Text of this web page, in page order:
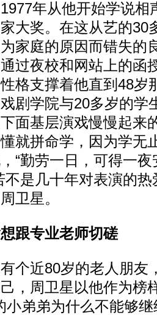
年从他开始学说相
大奖。在这从艺的30
家庭的原因而错失的
过夜校和网站上的函
格支撑着他直到48岁
剧学院与20多岁的学
面基层演戏慢慢起来
就拼命学，因为学无
“勤劳一日，可得一
不是几十年对表演的
卫星。
跟专业老师切磋
近80岁的老人朋友
，周卫星以他作为榜
小弟弟为什么不能够